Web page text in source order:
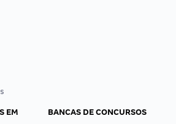
EM
BANCAS DE CONCURSOS